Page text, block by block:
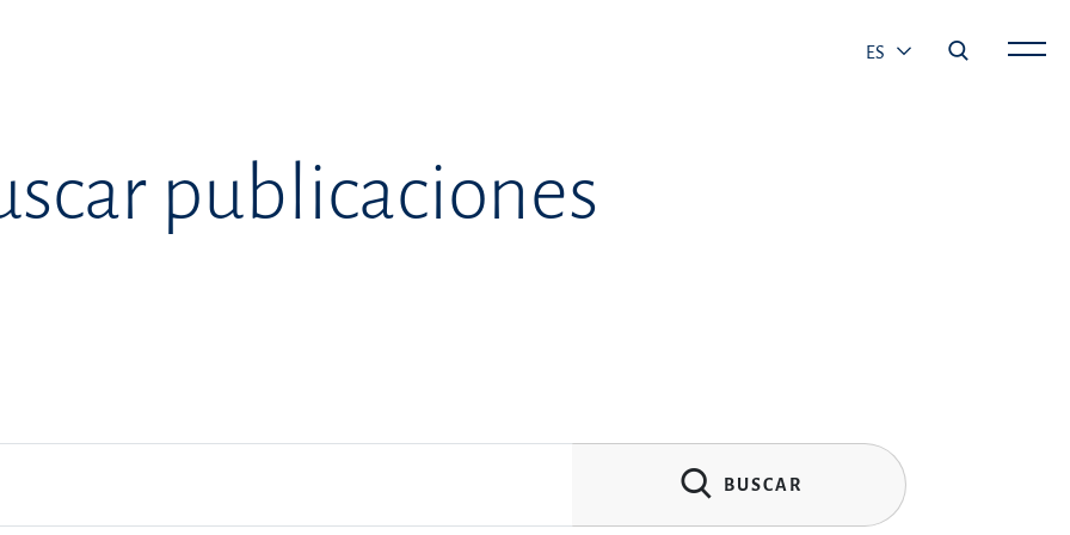
ES
publicaciones
BUSCAR